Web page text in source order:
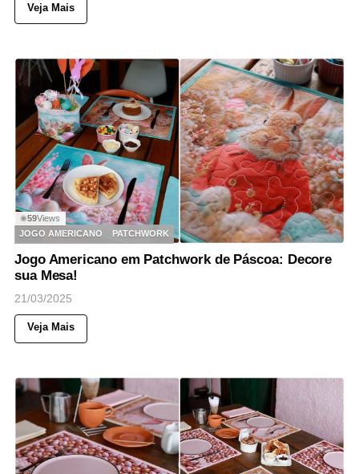
Veja Mais
◉59Views
JOGO AMERICANO
PATCHWORK
Jogo Americano em Patchwork de Páscoa: Decore
sua Mesa!
21/03/2025
Veja Mais